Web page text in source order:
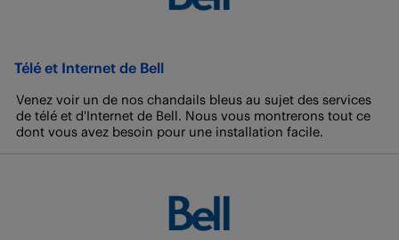
Télé et Internet de Bell
Venez voir un de nos chandails bleus au sujet des services
de télé et d'Internet de Bell. Nous vous montrerons tout ce
dont vous avez besoin pour une installation facile.